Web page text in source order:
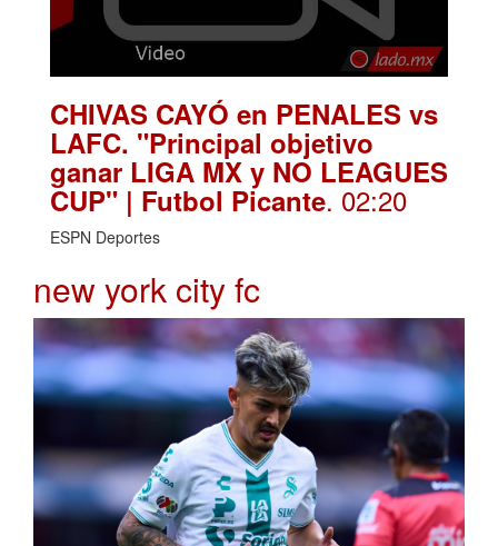
CHIVAS CAYÓ en PENALES vs
LAFC. "Principal objetivo
ganar LIGA MX y NO LEAGUES
CUP" | Futbol Picante. 02:20
ESPN Deportes
new york city fc